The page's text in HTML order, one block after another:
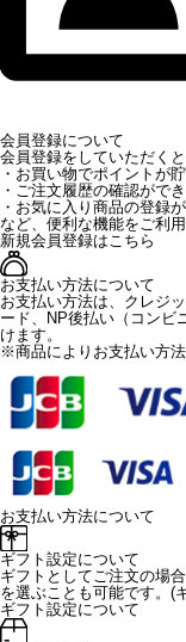
会員登録について
会員登録をしていただくと
・お買い物でポイントが
・ご注文履歴の確認がで
・お気に入り商品の登録
など、便利な機能をご利用
新規会員登録はこちら
お支払い方法について
お支払い方法は、クレジ
ード、NP後払い（コンビ
けます。
※商品によりお支払い方
お支払い方法について
ギフト設定について
ギフトとしてご注文の場
を選ぶことも可能です。(
ギフト設定について